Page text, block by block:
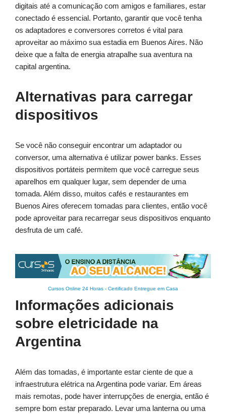
digitais até a comunicação com amigos e familiares, estar
conectado é essencial. Portanto, garantir que você tenha
os adaptadores e conversores corretos é vital para
aproveitar ao máximo sua estadia em Buenos Aires. Não
deixe que a falta de energia atrapalhe sua aventura na
capital argentina.
Alternativas para carregar
dispositivos
Se você não conseguir encontrar um adaptador ou
conversor, uma alternativa é utilizar power banks. Esses
dispositivos portáteis permitem que você carregue seus
aparelhos em qualquer lugar, sem depender de uma
tomada. Além disso, muitos cafés e restaurantes em
Buenos Aires oferecem tomadas para clientes, então você
pode aproveitar para recarregar seus dispositivos enquanto
desfruta de um café.
Cursos Online 24 Horas - Certificado Entregue em Casa
Informações adicionais
sobre eletricidade na
Argentina
Além das tomadas, é importante estar ciente de que a
infraestrutura elétrica na Argentina pode variar. Em áreas
mais remotas, pode haver interrupções de energia, então é
sempre bom estar preparado. Levar uma lanterna ou uma